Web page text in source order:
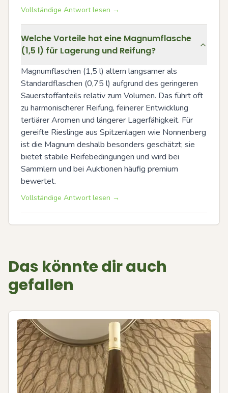
Vollständige Antwort lesen →
Welche Vorteile hat eine Magnumflasche
(1,5 l) für Lagerung und Reifung?
Magnumflaschen (1,5 l) altern langsamer als
Standardflaschen (0,75 l) aufgrund des geringeren
Sauerstoffanteils relativ zum Volumen. Das führt oft
zu harmonischerer Reifung, feinerer Entwicklung
tertiärer Aromen und längerer Lagerfähigkeit. Für
gereifte Rieslinge aus Spitzenlagen wie Nonnenberg
ist die Magnum deshalb besonders geschätzt; sie
bietet stabile Reifebedingungen und wird bei
Sammlern und bei Auktionen häufig premium
bewertet.
Vollständige Antwort lesen →
Das könnte dir auch
gefallen